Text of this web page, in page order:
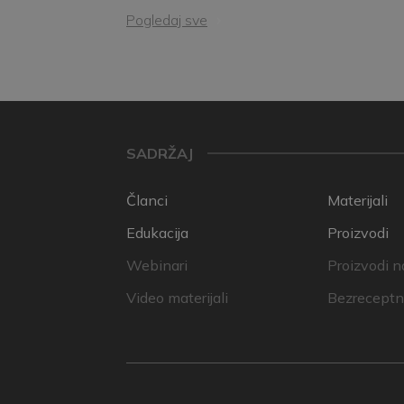
Pogledaj sve
SADRŽAJ
Članci
Edukacija
Webinari
Video materijali
Materijali
Proizvodi
Proizvodi